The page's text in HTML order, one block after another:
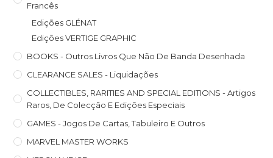
Francês
Edições GLÉNAT
Edições VERTIGE GRAPHIC
BOOKS - Outros Livros Que Não De Banda Desenhada
CLEARANCE SALES - Liquidações
COLLECTIBLES, RARITIES AND SPECIAL EDITIONS - Artigos
Raros, De Colecção E Edições Especiais
GAMES - Jogos De Cartas, Tabuleiro E Outros
MARVEL MASTER WORKS